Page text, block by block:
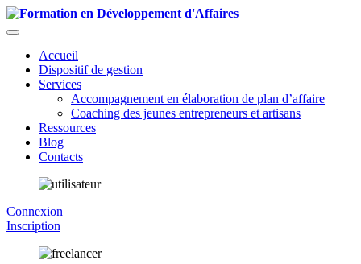
Accueil
Dispositif de gestion
Services
Accompagnement en élaboration de plan d’affaire
Coaching des jeunes entrepreneurs et artisans
Ressources
Blog
Contacts
Connexion
Inscription